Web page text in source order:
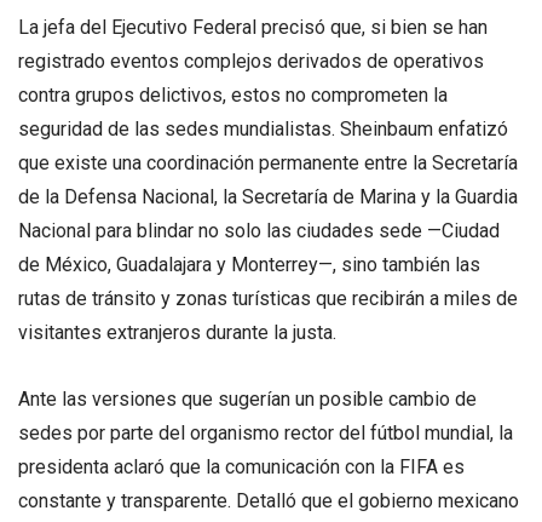
La jefa del Ejecutivo Federal precisó que, si bien se han
registrado eventos complejos derivados de operativos
contra grupos delictivos, estos no comprometen la
seguridad de las sedes mundialistas. Sheinbaum enfatizó
que existe una coordinación permanente entre la Secretaría
de la Defensa Nacional, la Secretaría de Marina y la Guardia
Nacional para blindar no solo las ciudades sede —Ciudad
de México, Guadalajara y Monterrey—, sino también las
rutas de tránsito y zonas turísticas que recibirán a miles de
visitantes extranjeros durante la justa.
Ante las versiones que sugerían un posible cambio de
sedes por parte del organismo rector del fútbol mundial, la
presidenta aclaró que la comunicación con la FIFA es
constante y transparente. Detalló que el gobierno mexicano